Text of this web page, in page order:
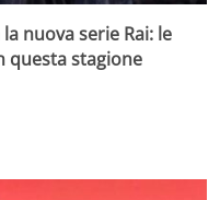
nuova serie Rai: le
questa stagione